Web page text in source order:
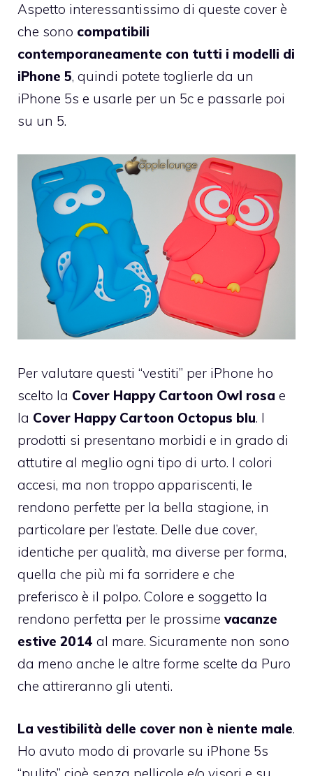
Aspetto interessantissimo di queste cover è
che sono compatibili
contemporaneamente con tutti i modelli di
iPhone 5, quindi potete toglierle da un
iPhone 5s e usarle per un 5c e passarle poi
su un 5.
Per valutare questi “vestiti” per iPhone ho
scelto la Cover Happy Cartoon Owl rosa e
la Cover Happy Cartoon Octopus blu. I
prodotti si presentano morbidi e in grado di
attutire al meglio ogni tipo di urto. I colori
accesi, ma non troppo appariscenti, le
rendono perfette per la bella stagione, in
particolare per l’estate. Delle due cover,
identiche per qualità, ma diverse per forma,
quella che più mi fa sorridere e che
preferisco è il polpo. Colore e soggetto la
rendono perfetta per le prossime vacanze
estive 2014 al mare. Sicuramente non sono
da meno anche le altre forme scelte da Puro
che attireranno gli utenti.
La vestibilità delle cover non è niente male.
Ho avuto modo di provarle su iPhone 5s